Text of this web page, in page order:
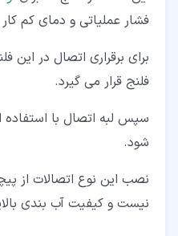
فشار عملیاتی و دمای کم
برای برقراری اتصال در این
فلنج قرار می گیرد.
سپس لبه اتصال با
شود.
نصب این نوع اتصالات از
نیست و کیفیت آب بندی